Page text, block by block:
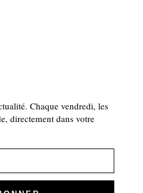
Chaque vendredi, les
directement dans votre